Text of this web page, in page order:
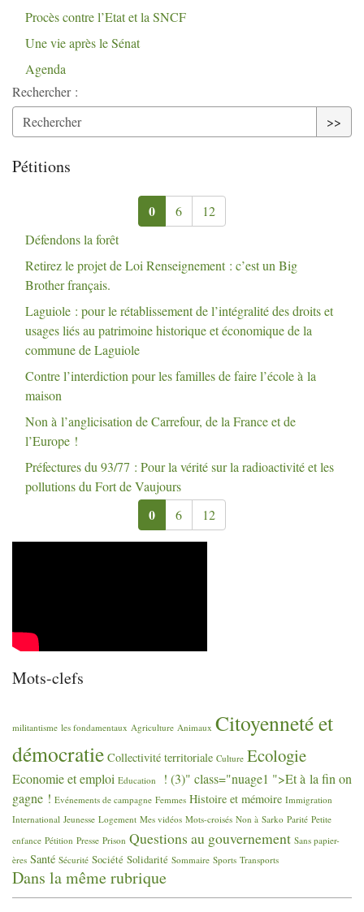
Procès contre l’Etat et la SNCF
Une vie après le Sénat
Agenda
Rechercher :
>>
Pétitions
0 6
12
Défendons la forêt
Retirez le projet de Loi Renseignement : c’est un Big
Brother français.
Laguiole : pour le rétablissement de l’intégralité des droits et
usages liés au patrimoine historique et économique de la
commune de Laguiole
Contre l’interdiction pour les familles de faire l’école à la
maison
Non à l’anglicisation de Carrefour, de la France et de
l’Europe !
Préfectures du 93/77 : Pour la vérité sur la radioactivité et les
pollutions du Fort de Vaujours
0 6 12
Mots-clefs
militantisme les fondamentaux Agriculture Animaux Citoyenneté et
démocratie Collectivité territoriale Culture Ecologie
Economie et emploi Education
! (3)" class="nuage1 ">Et à la fin on
gagne ! Evénements de campagne Femmes Histoire et mémoire Immigration
International Jeunesse Logement Mes vidéos Mots-croisés Non à Sarko Parité Petite
enfance Pétition Presse Prison Questions au gouvernement Sans papier-
ères Santé Sécurité Société Solidarité Sommaire Sports Transports
Dans la même rubrique